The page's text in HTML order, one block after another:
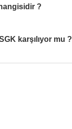
hangisidir ?
karşılıyor mu ?